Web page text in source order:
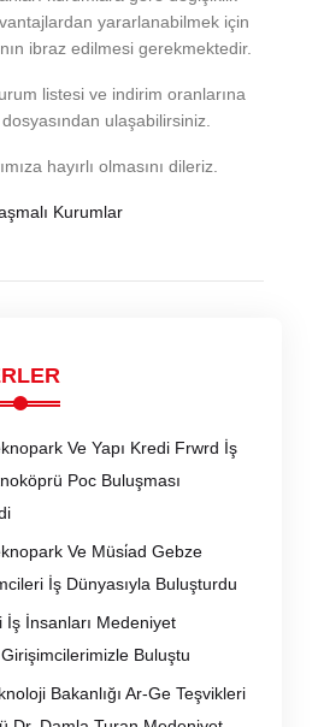
yararlanabilmek için
ibraz edilmesi gerekmektedir.
listesi ve indirim oranlarına
ulaşabilirsiniz.
hayırlı olmasını dileriz.
Kurumlar
Ve Yapı Kredi Frwrd İş
Poc Buluşması
Ve Müsi̇ad Gebze
İş Dünyasıyla Buluşturdu
İş İnsanları Medeniyet
Buluştu
Bakanlığı Ar-Ge Teşvikleri